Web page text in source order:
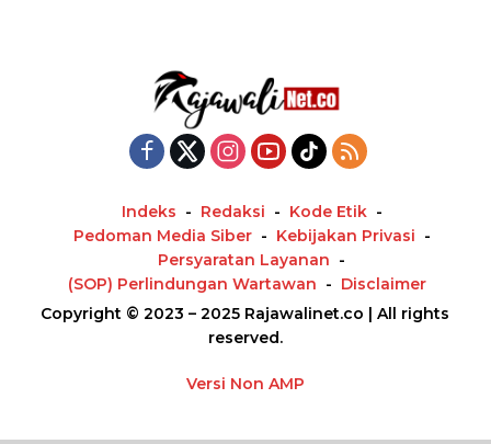
Indeks Redaksi
Kode Etik
Pedoman Media Siber
Kebijakan Privasi
Persyaratan Layanan
(SOP) Perlindungan Wartawan
Disclaimer
Copyright © 2023 – 2025 Rajawalinet.co | All rights
reserved.
Versi Non AMP